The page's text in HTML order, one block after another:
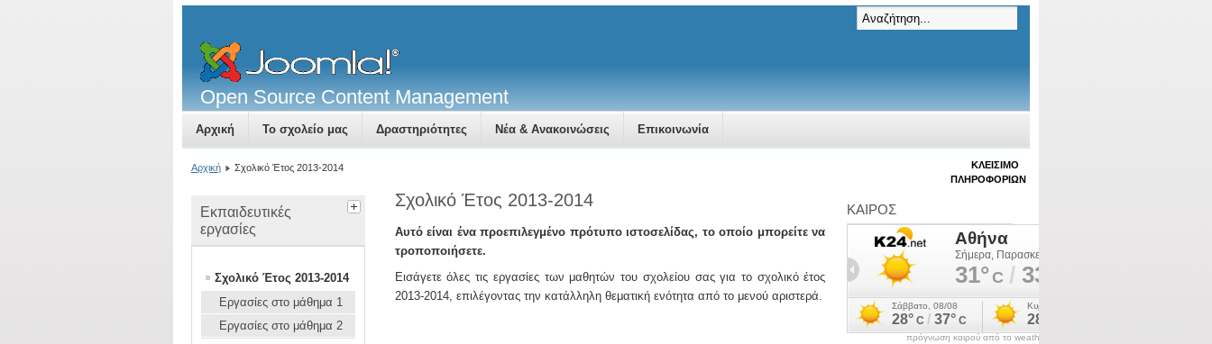
Open Source Content Management
Αρχική Το σχολείο μας Δραστηριότητες Νέα & Ανακοινώσεις Επικοινωνία
Αρχική Σχολικό Έτος 2013-2014
Εκπαιδευτικές
εργασίες
Σχολικό Έτος 2013-2014
Εργασίες στο μάθημα 1
Εργασίες στο μάθημα 2
Σχολικό Έτος 2013-2014
Αυτό είναι ένα προεπιλεγμένο πρότυπο ιστοσελίδας, το οποίο μπορείτε να
τροποποιήσετε.
Εισάγετε όλες τις εργασίες των μαθητών του σχολείου σας για το σχολικό έτος
2013-2014, επιλέγοντας την κατάλληλη θεματική ενότητα από το μενού αριστερά.
ΚΛΕΊΣΙΜΟ
ΠΛΗΡΟΦΟΡΙΏΝ
ΚΑΙΡΟΣ
πρόγνωση καιρού από το weather.gr